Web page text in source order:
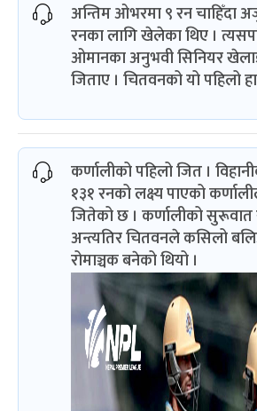
अन्तिम ओभरमा ९ रन चाहिँदा
रनका लागि खेलेका थिए ।
ओमानका अनुभवी सिनियर
जिताए । चितवनको यो पहिलो
कर्णालीको पहिलो जित ।
१३१ रनको लक्ष्य पाएको
जितेको छ । कर्णालीको सुरूवात
अन्त्यतिर चितवनले कसिलो
रोमाञ्चक बनेको थियो ।